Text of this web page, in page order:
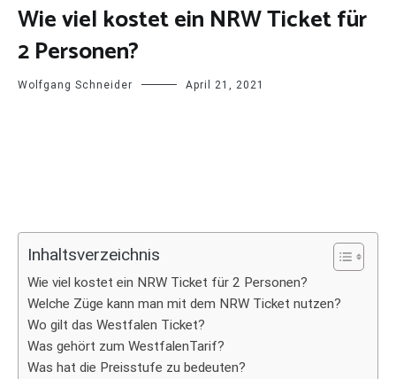
Wie viel kostet ein NRW Ticket für
2 Personen?
Wolfgang Schneider April 21, 2021
Inhaltsverzeichnis
Wie viel kostet ein NRW Ticket für 2 Personen?
Welche Züge kann man mit dem NRW Ticket nutzen?
Wo gilt das Westfalen Ticket?
Was gehört zum WestfalenTarif?
Was hat die Preisstufe zu bedeuten?